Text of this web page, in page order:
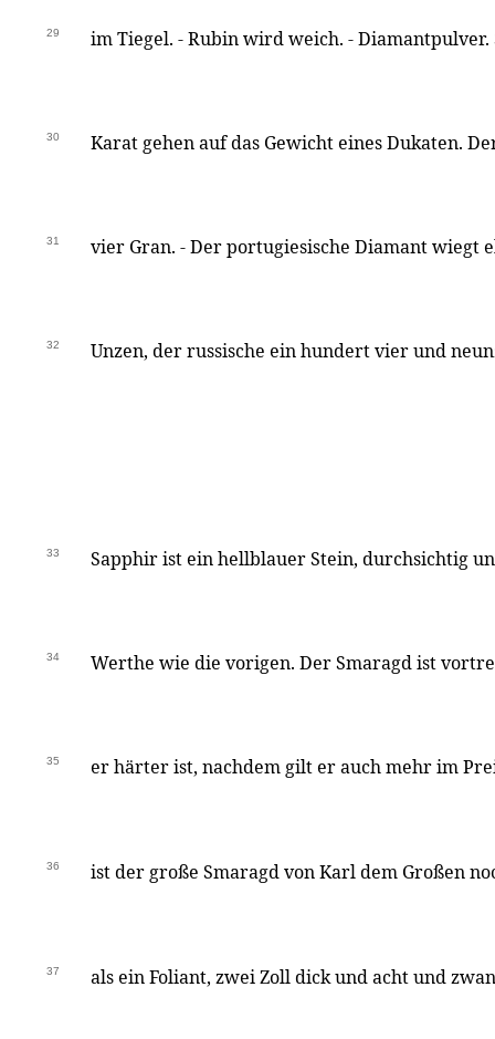
29 im Tiegel. - Rubin wird weich. - Diamantpulver.
30 Karat gehen auf das Gewicht eines Dukaten.
31 vier Gran. - Der portugiesische Diamant wiegt
32 Unzen, der russische ein hundert vier und
33 Sapphir ist ein hellblauer Stein, durchsichtig
34 Werthe wie die vorigen. Der Smaragd ist
35 er härter ist, nachdem gilt er auch mehr im
36 ist der große Smaragd von Karl dem Großen
37 als ein Foliant, zwei Zoll dick und acht und